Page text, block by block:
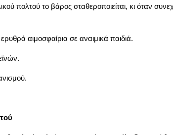
πολτού το βάρος σταθεροποιείται, κι όταν
αιμοσφαίρια σε αναιμικά παιδιά.